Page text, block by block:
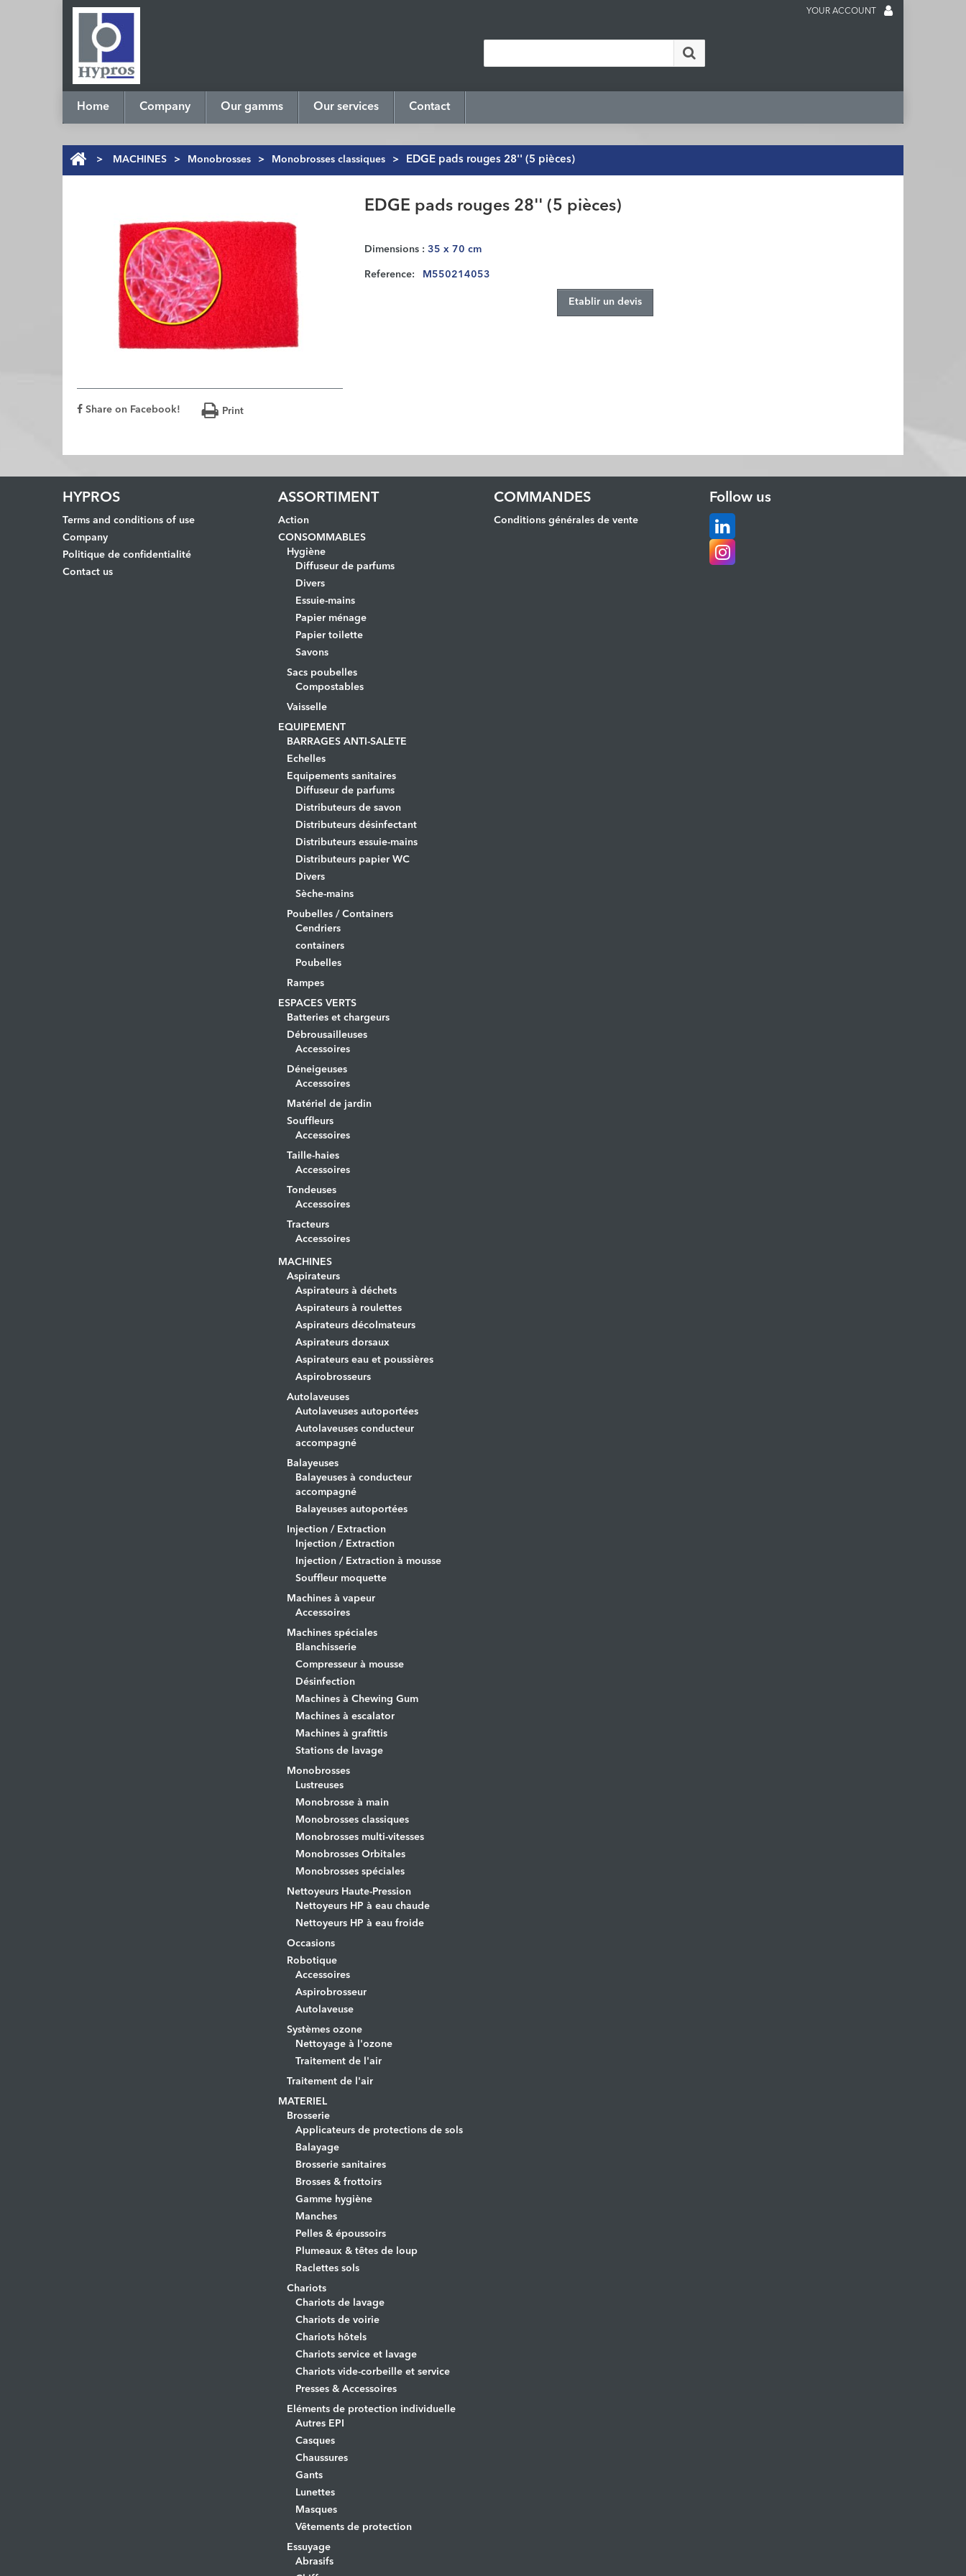
YOUR ACCOUNT
Home Company Our gamms Our services Contact
> MACHINES > Monobrosses > Monobrosses classiques > EDGE pads rouges 28'' (5 pièces)
Share on Facebook! Print
EDGE pads rouges 28'' (5 pièces)
Dimensions : 35 x 70 cm
Reference: M550214053
Etablir un devis
HYPROS
Terms and conditions of use
Company
Politique de confidentialité
Contact us
ASSORTIMENT
Action
CONSOMMABLES
Hygiène
Diffuseur de parfums
Divers
Essuie-mains
Papier ménage
Papier toilette
Savons
Sacs poubelles
Compostables
Vaisselle
EQUIPEMENT
BARRAGES ANTI-SALETE
Echelles
Equipements sanitaires
Diffuseur de parfums
Distributeurs de savon
Distributeurs désinfectant
Distributeurs essuie-mains
Distributeurs papier WC
Divers
Sèche-mains
Poubelles / Containers
Cendriers
containers
Poubelles
Rampes
ESPACES VERTS
Batteries et chargeurs
Débrousailleuses
Accessoires
Déneigeuses
Accessoires
Matériel de jardin
Souffleurs
Accessoires
Taille-haies
Accessoires
Tondeuses
Accessoires
Tracteurs
Accessoires
MACHINES
Aspirateurs
Aspirateurs à déchets
Aspirateurs à roulettes
Aspirateurs décolmateurs
Aspirateurs dorsaux
Aspirateurs eau et poussières
Aspirobrosseurs
Autolaveuses
Autolaveuses autoportées
Autolaveuses conducteur
accompagné
Balayeuses
Balayeuses à conducteur
accompagné
Balayeuses autoportées
Injection / Extraction
Injection / Extraction
Injection / Extraction à mousse
Souffleur moquette
Machines à vapeur
Accessoires
Machines spéciales
Blanchisserie
Compresseur à mousse
Désinfection
Machines à Chewing Gum
Machines à escalator
Machines à grafittis
Stations de lavage
Monobrosses
Lustreuses
Monobrosse à main
Monobrosses classiques
Monobrosses multi-vitesses
Monobrosses Orbitales
Monobrosses spéciales
Nettoyeurs Haute-Pression
Nettoyeurs HP à eau chaude
Nettoyeurs HP à eau froide
Occasions
Robotique
Accessoires
Aspirobrosseur
Autolaveuse
Systèmes ozone
Nettoyage à l'ozone
Traitement de l'air
Traitement de l'air
MATERIEL
Brosserie
Applicateurs de protections de sols
Balayage
Brosserie sanitaires
Brosses & frottoirs
Gamme hygiène
Manches
Pelles & époussoirs
Plumeaux & têtes de loup
Raclettes sols
Chariots
Chariots de lavage
Chariots de voirie
Chariots hôtels
Chariots service et lavage
Chariots vide-corbeille et service
Presses & Accessoires
Eléments de protection individuelle
Autres EPI
Casques
Chaussures
Gants
Lunettes
Masques
Vêtements de protection
Essuyage
Abrasifs
COMMANDES
Conditions générales de vente
Follow us